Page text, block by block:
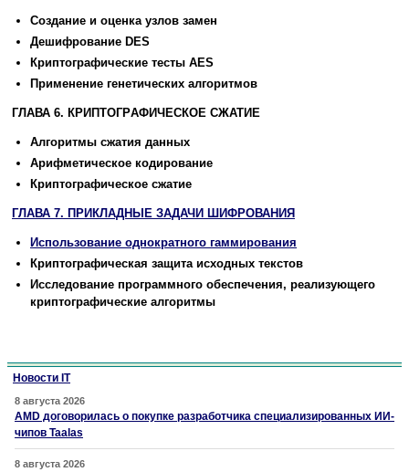
Создание и оценка узлов замен
Дешифрование DES
Криптографические тесты AES
Применение генетических алгоритмов
ГЛАВА 6. КPИПТОГPАФИЧЕСКОЕ СЖАТИЕ
Алгоритмы сжатия данных
Арифметическое кодирование
Криптографическое сжатие
ГЛАВА 7. ПРИКЛАДНЫЕ ЗАДАЧИ ШИФРОВАНИЯ
Использование однократного гаммирования
Криптографическая защита исходных текстов
Исследование программного обеспечения, реализующего
криптографические алгоритмы
Новости IT
8 августа 2026
AMD договорилась о покупке разработчика специализированных ИИ-
чипов Taalas
8 августа 2026